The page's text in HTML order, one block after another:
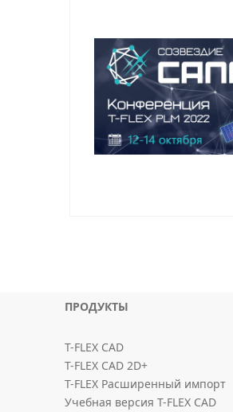
ПРОДУКТЫ
T-FLEX CAD
T-FLEX CAD 2D+
T-FLEX Расширенный импорт
Учебная версия T-FLEX CAD